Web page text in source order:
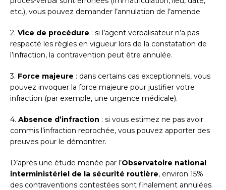
etc.), vous pouvez demander l’annulation de l’amende.
2. Vice de procédure : si l’agent verbalisateur n’a pas
respecté les règles en vigueur lors de la constatation de
l’infraction, la contravention peut être annulée.
3. Force majeure : dans certains cas exceptionnels, vous
pouvez invoquer la force majeure pour justifier votre
infraction (par exemple, une urgence médicale).
4. Absence d’infraction : si vous estimez ne pas avoir
commis l’infraction reprochée, vous pouvez apporter des
preuves pour le démontrer.
D’après une étude menée par l’Observatoire national
interministériel de la sécurité routière, environ 15%
des contraventions contestées sont finalement annulées.